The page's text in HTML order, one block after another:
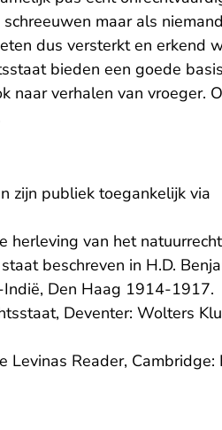
maar als niemand
dus versterkt en erkend
bieden een goede
naar verhalen van vroeger.
zijn publiek toegankelijk via
herleving van het
beschreven in H.D.
Indië, Den Haag 1914-1917.
Deventer: Wolters
Levinas Reader, Cambridge: